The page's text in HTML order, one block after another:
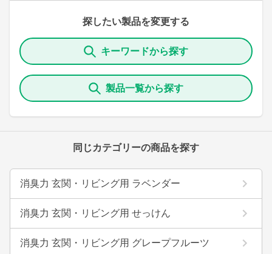
探したい製品を変更する
キーワードから探す
製品一覧から探す
同じカテゴリーの商品を探す
消臭力 玄関・リビング用 ラベンダー
消臭力 玄関・リビング用 せっけん
消臭力 玄関・リビング用 グレープフルーツ